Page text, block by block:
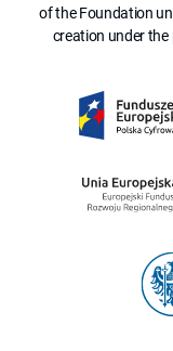
of the Foundation
creation under